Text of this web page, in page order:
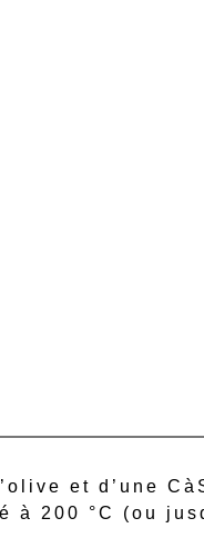
et d’une
200 °C (ou